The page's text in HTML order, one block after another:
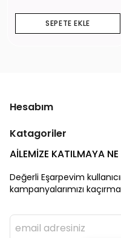
SEPETE EKLE
Hesabım
Katagoriler
AİLEMİZE KATILMAYA NE
Değerli Eşarpevim
kampanyalarımızı